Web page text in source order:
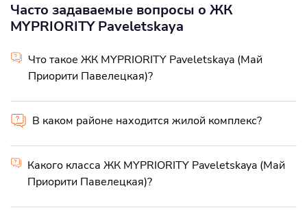
Часто задаваемые вопросы о ЖК
MYPRIORITY Paveletskaya
Что такое ЖК MYPRIORITY Paveletskaya (Май
Приорити Павелецкая)?
В каком районе находится жилой комплекс?
Какого класса ЖК MYPRIORITY Paveletskaya (Май
Приорити Павелецкая)?